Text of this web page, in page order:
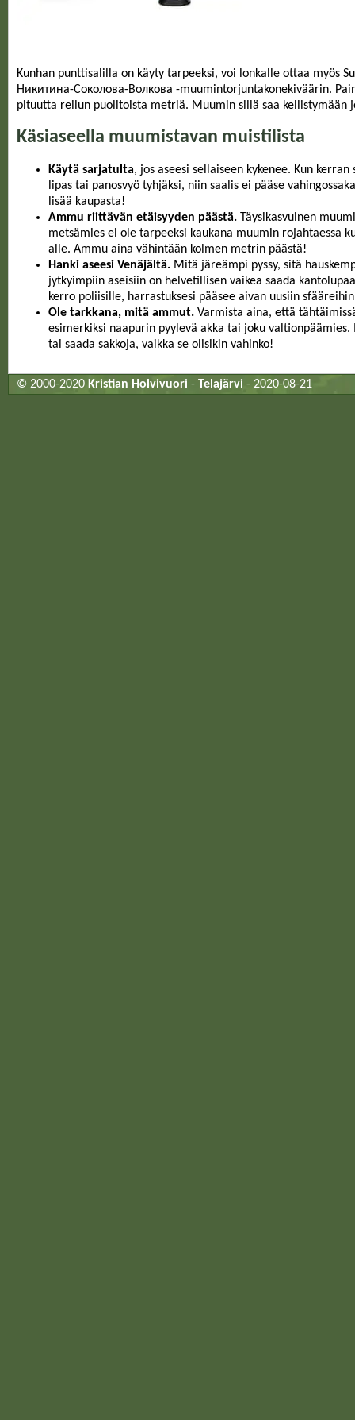
Kunhan punttisalilla on käyty tarpeeksi, voi lonkalle ottaa myös
Никитина-Соколова-Волкова -muumintorjuntakonekiväärin.
pituutta reilun puolitoista metriä. Muumin sillä saa kellistymään
Käsiaseella muumistavan muistilista
Käytä sarjatulta, jos aseesi sellaiseen kykenee. Kun
lipas tai panosvyö tyhjäksi, niin saalis ei pääse
lisää kaupasta!
Ammu riittävän etäisyyden päästä. Täysikasvuinen
metsämies ei ole tarpeeksi kaukana muumin rojahtaessa
alle. Ammu aina vähintään kolmen metrin päästä!
Hanki aseesi Venäjältä. Mitä järeämpi pyssy, sitä
jytkyimpiin aseisiin on helvetillisen vaikea saada
kerro poliisille, harrastuksesi pääsee aivan uusiin
Ole tarkkana, mitä ammut. Varmista aina, että
esimerkiksi naapurin pyylevä akka tai joku
tai saada sakkoja, vaikka se olisikin vahinko!
© 2000-2020 Kristian Holvivuori - Telajärvi - 2020-08-21